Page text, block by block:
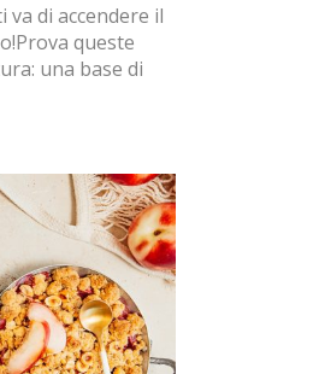
va di accendere il
queste
una base di